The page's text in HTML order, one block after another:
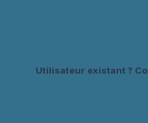
Utilisateur existant ?